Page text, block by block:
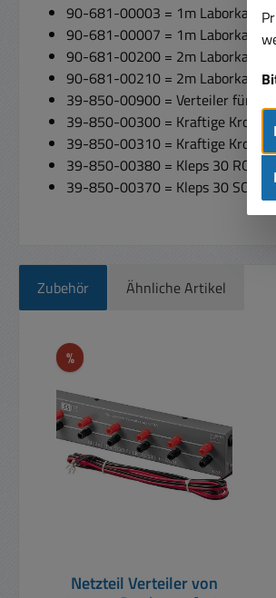
90-681-00003 = 1m Laborkabel
90-681-00007 = 1m Laborkabel
90-681-00200 = 2m Laborkabel
90-681-00210 = 2m Laborkabel
39-850-00900 = Verteiler für
39-850-00300 = Kraftige
39-850-00310 = Kraftige
39-850-00380 = Kleps 30 ROT
39-850-00370 = Kleps 30
Zubehör Ähnliche Artikel
Produktgalerie überspringen
%Rabatt
Netzteil Verteiler von